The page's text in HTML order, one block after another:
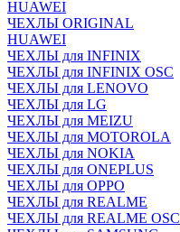
HUAWEI
ЧЕХЛЫ ORIGINAL
HUAWEI
ЧЕХЛЫ для INFINIX
ЧЕХЛЫ для INFINIX OSC
ЧЕХЛЫ для LENOVO
ЧЕХЛЫ для LG
ЧЕХЛЫ для MEIZU
ЧЕХЛЫ для MOTOROLA
ЧЕХЛЫ для NOKIA
ЧЕХЛЫ для ONEPLUS
ЧЕХЛЫ для OPPO
ЧЕХЛЫ для REALME
ЧЕХЛЫ для REALME OSC